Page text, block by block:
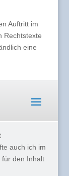
Auftritt im
Rechtstexte
eine
auch ich im
für den Inhalt